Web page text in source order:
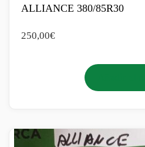
ALLIANCE 380/85R30
250,00€